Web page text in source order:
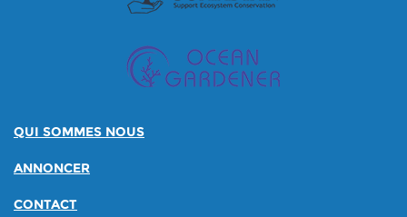
QUI SOMMES NOUS
ANNONCER
CONTACT